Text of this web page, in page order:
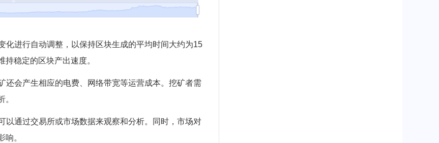
化进行自动调整，以保持区块生成的平均时间大约为15
稳定的区块产出速度。
会产生相应的电费、网络带宽等运营成本。挖矿者需
。
以通过交易所或市场数据来观察和分析。同时，市场对
。